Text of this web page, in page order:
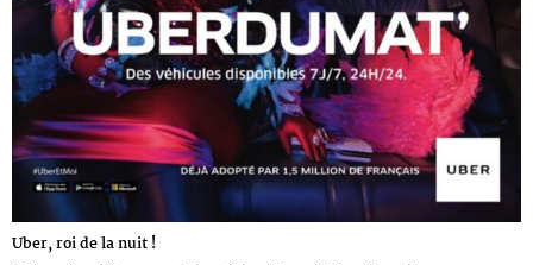
Uber, roi de la nuit !